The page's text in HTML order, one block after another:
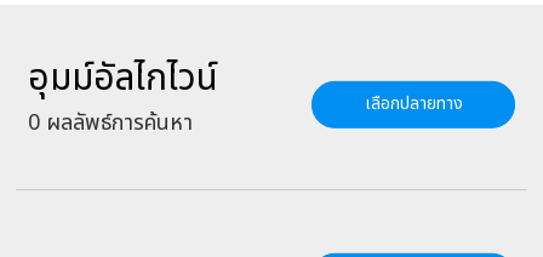
อุมม์อัลไกไวน์
0 ผลลัพธ์การค้นหา
เลือกปลายทาง